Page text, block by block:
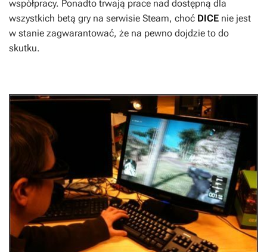
współpracy. Ponadto trwają prace nad dostępną dla
wszystkich betą gry na serwisie Steam, choć DICE nie jest
w stanie zagwarantować, że na pewno dojdzie to do
skutku.